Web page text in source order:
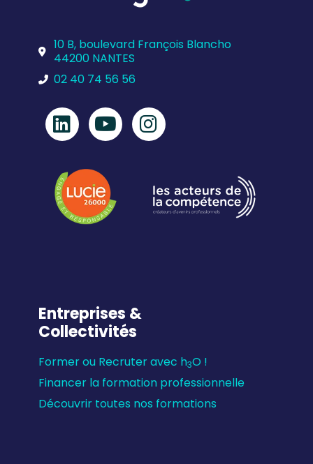
10 B, boulevard François Blancho
44200 NANTES
02 40 74 56 56
Entreprises &
Collectivités
Former ou Recruter avec h3O !
Financer la formation professionnelle
Découvrir toutes nos formations